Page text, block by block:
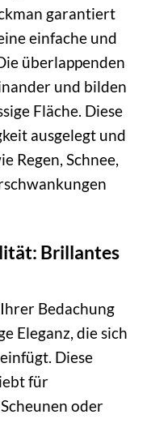
garantiert
einfache und
überlappenden
und bilden
Fläche. Diese
ausgelegt und
Regen, Schnee,
Brillantes
Bedachung
Eleganz, die sich
Diese
für
oder